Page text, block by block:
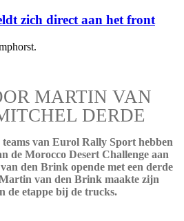
zich direct aan het front
MARTIN VAN
DERDE
van Eurol Rally Sport hebben
de Morocco Desert Challenge aan
den Brink opende met een derde
van den Brink maakte zijn
de etappe bij de trucks.